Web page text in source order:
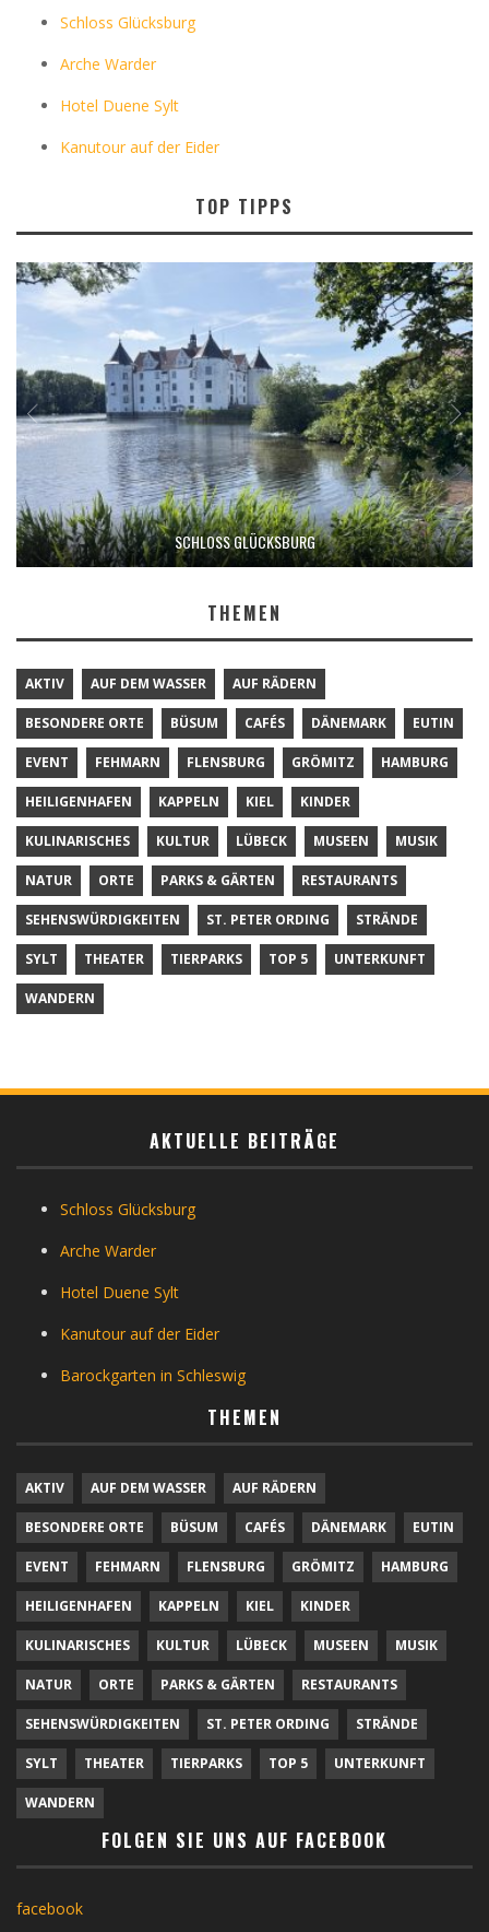
Schloss Glücksburg
Arche Warder
Hotel Duene Sylt
Kanutour auf der Eider
TOP TIPPS
SCHLOSS GLÜCKSBURG
THEMEN
AKTIV AUF DEM WASSER AUF RÄDERN
BESONDERE ORTE BÜSUM CAFÉS DÄNEMARK EUTIN
EVENT FEHMARN FLENSBURG GRÖMITZ HAMBURG
HEILIGENHAFEN KAPPELN KIEL KINDER
KULINARISCHES KULTUR LÜBECK MUSEEN MUSIK
NATUR ORTE PARKS & GÄRTEN RESTAURANTS
SEHENSWÜRDIGKEITEN ST. PETER ORDING STRÄNDE
SYLT THEATER TIERPARKS TOP 5 UNTERKUNFT
WANDERN
AKTUELLE BEITRÄGE
Schloss Glücksburg
Arche Warder
Hotel Duene Sylt
Kanutour auf der Eider
Barockgarten in Schleswig
THEMEN
AKTIV AUF DEM WASSER AUF RÄDERN
BESONDERE ORTE BÜSUM CAFÉS DÄNEMARK EUTIN
EVENT FEHMARN FLENSBURG GRÖMITZ HAMBURG
HEILIGENHAFEN KAPPELN KIEL KINDER
KULINARISCHES KULTUR LÜBECK MUSEEN MUSIK
NATUR ORTE PARKS & GÄRTEN RESTAURANTS
SEHENSWÜRDIGKEITEN ST. PETER ORDING STRÄNDE
SYLT THEATER TIERPARKS TOP 5 UNTERKUNFT
WANDERN
FOLGEN SIE UNS AUF FACEBOOK
facebook